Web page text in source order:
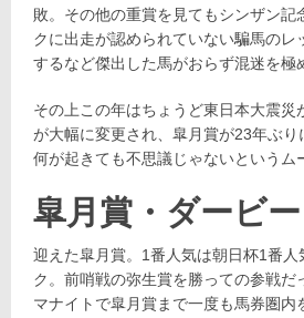
敗。その他の重賞を見てもシンザン記
クに出走が認められていない騙馬のレ
するなど傑出した馬がおらず混迷を極
その上この年はちょうど東日本大震災
が大幅に変更され、皐月賞が23年ぶ
何が起きても不思議じゃないというム
皐月賞・ダービー
迎えた皐月賞。1番人気は朝日杯1番人
ク。前哨戦の弥生賞を勝っての参戦だ
マナイトで皐月賞まで一度も馬券圏内